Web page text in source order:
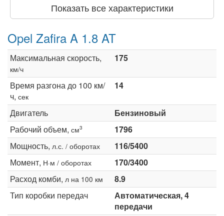
Показать все характеристики
Opel Zafira A 1.8 AT
Максимальная скорость,
км/ч
175
Время разгона до 100 км/
ч, сек
14
Двигатель
Бензиновый
Рабочий объем, см3
1796
Мощность, л.с. / оборотах
116/5400
Момент, Н·м / оборотах
170/3400
Расход комби, л на 100 км
8.9
Тип коробки передач
Автоматическая, 4
передачи